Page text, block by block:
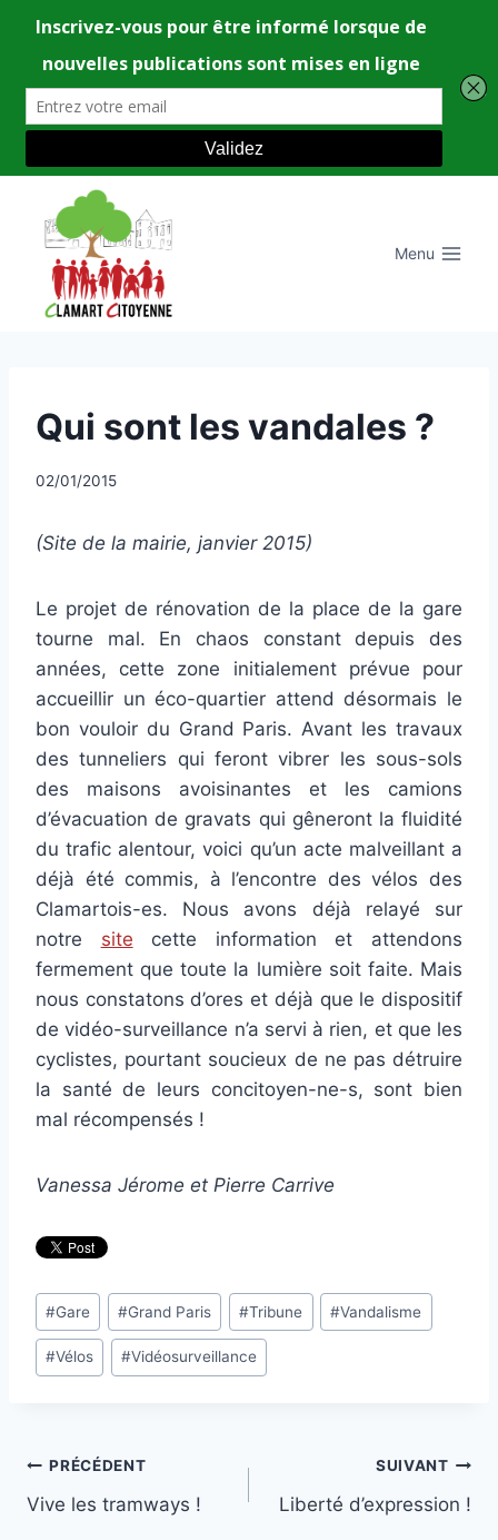
contenu
Menu
UNCATEGORIZED
Qui sont les vandales ?
Par
02/01/2015
(Site de la mairie, janvier 2015)
Le projet de rénovation de la place de la gare
tourne mal. En chaos constant depuis des
années, cette zone initialement prévue pour
accueillir un éco-quartier attend désormais le
bon vouloir du Grand Paris. Avant les travaux
des tunneliers qui feront vibrer les sous-sols
des maisons avoisinantes et les camions
d’évacuation de gravats qui gêneront la fluidité
du trafic alentour, voici qu’un acte malveillant a
déjà été commis, à l’encontre des vélos des
Clamartois-es. Nous avons déjà relayé sur
notre site cette information et attendons
fermement que toute la lumière soit faite. Mais
nous constatons d’ores et déjà que le dispositif
de vidéo-surveillance n’a servi à rien, et que les
cyclistes, pourtant soucieux de ne pas détruire
la santé de leurs concitoyen-ne-s, sont bien
mal récompensés !
Vanessa Jérome et Pierre Carrive
Étiquettes
de
la
#Gare #Grand Paris #Tribune #Vandalisme
#Vélos #Vidéosurveillance
Navigation
de
PRÉCÉDENT
Vive les tramways !
SUIVANT
Liberté d’expression !